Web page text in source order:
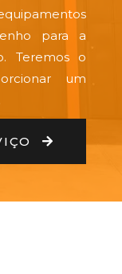
para a
Teremos o
um